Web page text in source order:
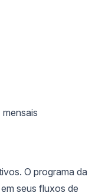
O programa da
seus fluxos de